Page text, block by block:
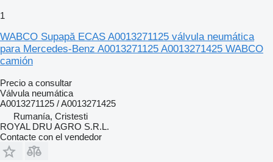
1
WABCO Supapă ECAS A0013271125 válvula neumática
para Mercedes-Benz A0013271125 A0013271425 WABCO
camión
Precio a consultar
Válvula neumática
A0013271125 / A0013271425
Rumanía, Cristesti
ROYAL DRU AGRO S.R.L.
Contacte con el vendedor